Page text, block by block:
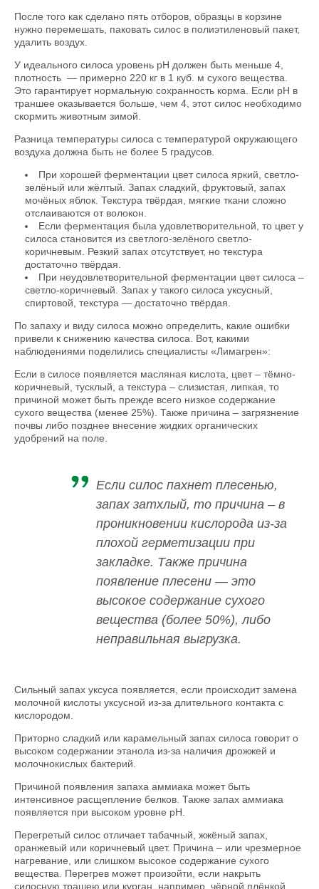
После того как сделано пять отборов, образцы в корзине
нужно перемешать, паковать силос в полиэтиленовый пакет,
удалить воздух.
У идеального силоса уровень pH должен быть меньше 4,
плотность — примерно 220 кг в 1 куб. м сухого вещества.
Это гарантирует нормальную сохранность корма. Если pH в
траншее оказывается больше, чем 4, этот силос необходимо
скормить животным зимой.
Разница температуры силоса с температурой окружающего
воздуха должна быть не более 5 градусов.
При хорошей ферментации цвет силоса яркий, светло-
зелёный или жёлтый. Запах сладкий, фруктовый, запах
мочёных яблок. Текстура твёрдая, мягкие ткани сложно
отслаиваются от волокон.
Если ферментация была удовлетворительной, то цвет у
силоса становится из светлого-зелёного светло-
коричневым. Резкий запах отсутствует, но текстура
достаточно твёрдая.
При неудовлетворительной ферментации цвет силоса –
светло-коричневый. Запах у такого силоса уксусный,
спиртовой, текстура — достаточно твёрдая.
По запаху и виду силоса можно определить, какие ошибки
привели к снижению качества силоса. Вот, какими
наблюдениями поделились специалисты «Лимагрен»:
Если в силосе появляется масляная кислота, цвет – тёмно-
коричневый, тусклый, а текстура – слизистая, липкая, то
причиной может быть прежде всего низкое содержание
сухого вещества (менее 25%). Также причина – загрязнение
почвы либо позднее внесение жидких органических
удобрений на поле.
Если силос пахнет плесенью,
запах затхлый, то причина – в
проникновении кислорода из-за
плохой герметизации при
закладке. Также причина
появление плесени — это
высокое содержание сухого
вещества (более 50%), либо
неправильная выгрузка.
Сильный запах уксуса появляется, если происходит замена
молочной кислоты уксусной из-за длительного контакта с
кислородом.
Приторно сладкий или карамельный запах силоса говорит о
высоком содержании этанола из-за наличия дрожжей и
молочнокислых бактерий.
Причиной появления запаха аммиака может быть
интенсивное расщепление белков. Также запах аммиака
появляется при высоком уровне pH.
Перегретый силос отличает табачный, жжёный запах,
оранжевый или коричневый цвет. Причина – или чрезмерное
нагревание, или слишком высокое содержание сухого
вещества. Перегрев может произойти, если накрыть
силосную трашею или курган, например, чёрной плёнкой.